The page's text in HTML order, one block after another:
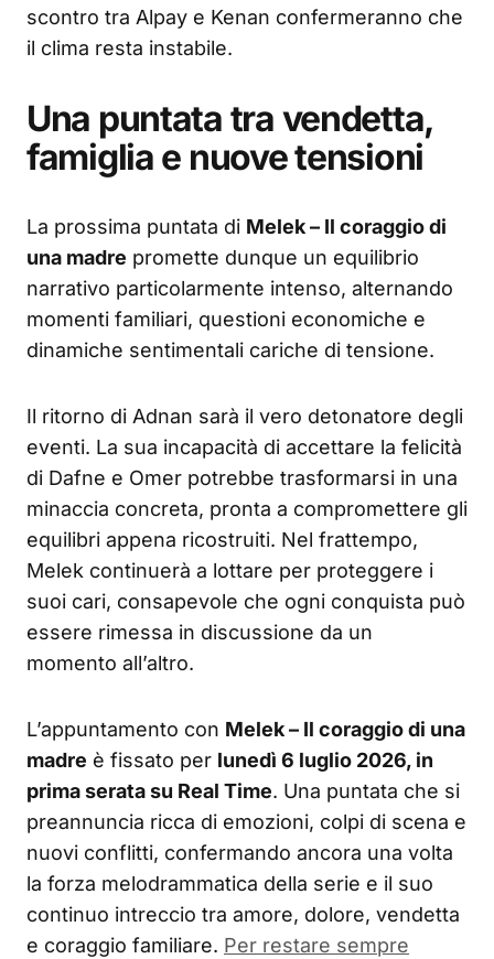
scontro tra Alpay e Kenan confermeranno che
il clima resta instabile.
Una puntata tra vendetta,
famiglia e nuove tensioni
La prossima puntata di Melek – Il coraggio di
una madre promette dunque un equilibrio
narrativo particolarmente intenso, alternando
momenti familiari, questioni economiche e
dinamiche sentimentali cariche di tensione.
Il ritorno di Adnan sarà il vero detonatore degli
eventi. La sua incapacità di accettare la felicità
di Dafne e Omer potrebbe trasformarsi in una
minaccia concreta, pronta a compromettere gli
equilibri appena ricostruiti. Nel frattempo,
Melek continuerà a lottare per proteggere i
suoi cari, consapevole che ogni conquista può
essere rimessa in discussione da un
momento all’altro.
L’appuntamento con Melek – Il coraggio di una
madre è fissato per lunedì 6 luglio 2026, in
prima serata su Real Time. Una puntata che si
preannuncia ricca di emozioni, colpi di scena e
nuovi conflitti, confermando ancora una volta
la forza melodrammatica della serie e il suo
continuo intreccio tra amore, dolore, vendetta
e coraggio familiare. Per restare sempre